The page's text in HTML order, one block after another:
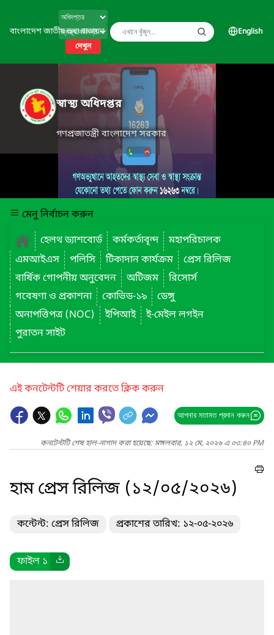
বাংলাদেশ জাতীয় তথ্য বাতায়ন
দেখুন
English
স্বাস্থ্য অধিদপ্তর
গণপ্রজাতন্ত্রী বাংলাদেশ সরকার
মেনু নির্বাচন করুন
হেলথ ড্যাশবোর্ড
কর্মকর্তাবৃন্দ
মহাপরিচালক
এমআইএস
পলিসি টিকাদান কার্যক্রম
প্রেস রিলিজ
বার্ষিক গোপনীয় অনুবেদন
অটিজম
রিসোর্স
গবেষণা ও প্রকাশনা
কোভিড-১৯
ডেঙ্গু
অনাপত্তিপত্র (NOC)
ইপিআই
ই-মেইল লগইন
পুরাতন সাইট
এই কনটেন্টটি শেয়ার করতে ক্লিক করুন
আপনার মতামত প্রদান করুন
কনটেন্টটি শেষ হাল-নাগাদ করা হয়েছে: মঙ্গলবার, ১২ মে, ২০২৬ এ ০৩:৪০ PM
হাম প্রেস রিলিজ (১২/০৫/২০২৬)
কন্টেন্ট: প্রেস রিলিজ প্রকাশের তারিখ: ১২-০৫-২০২৬
ফাইল ১